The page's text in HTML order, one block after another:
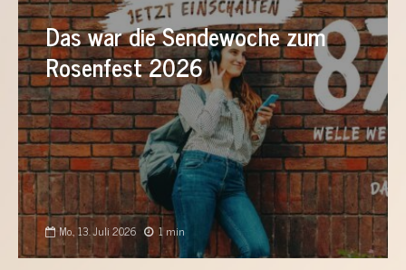
Das war die Sendewoche zum
Rosenfest 2026
Mo., 13. Juli 2026 1 min